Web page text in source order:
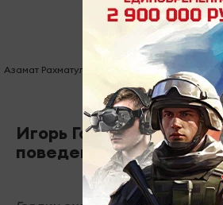
Азамат Рахматуллин
869
Игорь Гордин
поведение Никиты